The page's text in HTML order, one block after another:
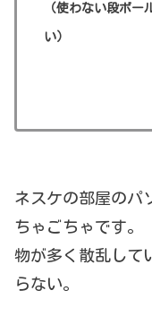
（使わない段ボー
い）
ネスケの部屋のパ
ちゃごちゃです。
物が多く散乱して
らない。